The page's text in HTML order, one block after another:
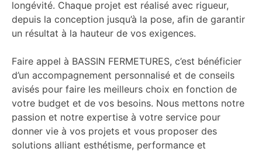
longévité. Chaque projet est réalisé avec rigueur,
depuis la conception jusqu’à la pose, afin de garantir
un résultat à la hauteur de vos exigences.
Faire appel à BASSIN FERMETURES, c’est bénéficier
d’un accompagnement personnalisé et de conseils
avisés pour faire les meilleurs choix en fonction de
votre budget et de vos besoins. Nous mettons notre
passion et notre expertise à votre service pour
donner vie à vos projets et vous proposer des
solutions alliant esthétisme, performance et